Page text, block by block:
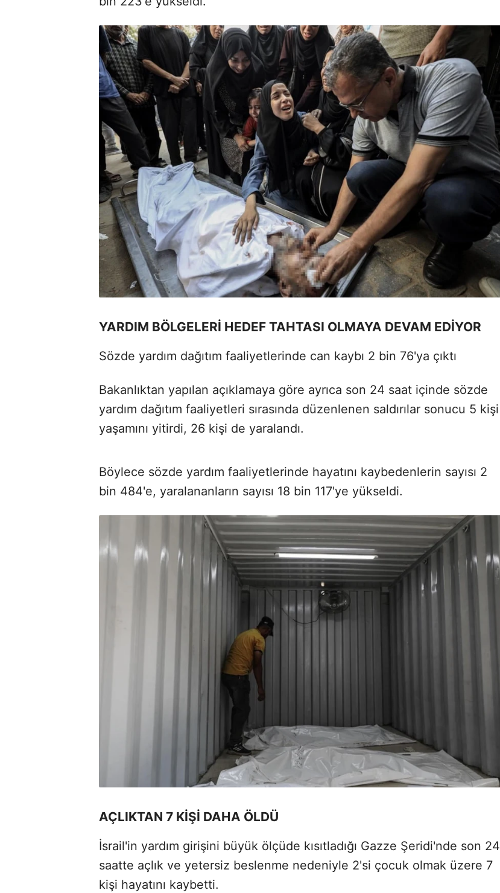
YARDIM BÖLGELERİ HEDEF TAHTASI OLMAYA DEVAM EDİYOR
Sözde yardım dağıtım faaliyetlerinde can kaybı 2 bin 76'ya çıktı
Bakanlıktan yapılan açıklamaya göre ayrıca son 24 saat içinde sözde
yardım dağıtım faaliyetleri sırasında düzenlenen saldırılar sonucu 5 kişi
yaşamını yitirdi, 26 kişi de yaralandı.
Böylece sözde yardım faaliyetlerinde hayatını kaybedenlerin sayısı 2
bin 484'e, yaralananların sayısı 18 bin 117'ye yükseldi.
AÇLIKTAN 7 KİŞİ DAHA ÖLDÜ
İsrail'in yardım girişini büyük ölçüde kısıtladığı Gazze Şeridi'nde son 24
saatte açlık ve yetersiz beslenme nedeniyle 2'si çocuk olmak üzere 7
kişi hayatını kaybetti.